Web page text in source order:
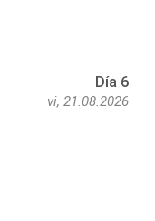
Día 6
vi, 21.08.2026